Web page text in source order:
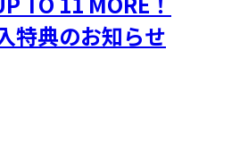
特典のお知らせ